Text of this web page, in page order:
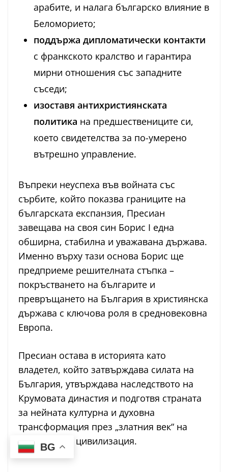
арабите, и налага българско влияние в
Беломорието;
поддържа дипломатически контакти
с франкското кралство и гарантира
мирни отношения със западните
съседи;
изоставя антихристиянската
политика на предшествениците си,
което свидетелства за по-умерено
вътрешно управление.
Въпреки неуспеха във войната със
сърбите, който показва границите на
българската експанзия, Пресиан
завещава на своя син Борис I една
обширна, стабилна и уважавана държава.
Именно върху тази основа Борис ще
предприеме решителната стъпка –
покръстването на българите и
превръщането на България в християнска
държава с ключова роля в средновековна
Европа.
Пресиан остава в историята като
владетел, който затвърждава силата на
България, утвърждава наследството на
Крумовата династия и подготвя страната
за нейната културна и духовна
трансформация през „златния век“ на
българската цивилизация.
BG